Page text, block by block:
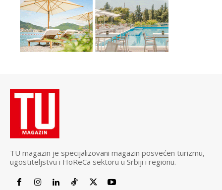
TU magazin je specijalizovani magazin posvećen turizmu,
ugostiteljstvu i HoReCa sektoru u Srbiji i regionu.